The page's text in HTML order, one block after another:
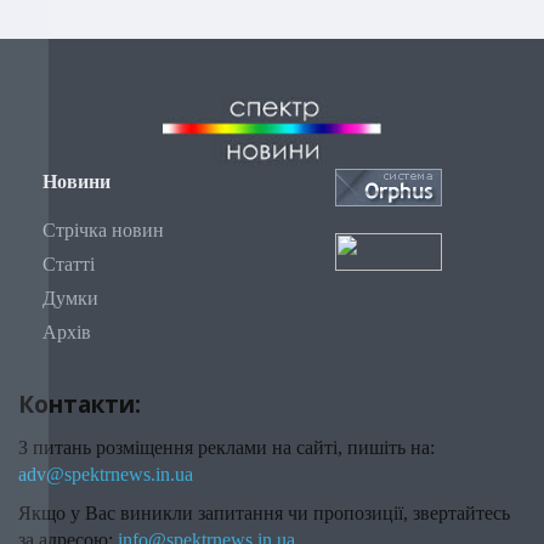
Новини
Стрічка новин
Статті
Думки
Архів
Контакти:
З питань розміщення реклами на сайті, пишіть на:
adv@spektrnews.in.ua
Якщо у Вас виникли запитання чи пропозиції, звертайтесь